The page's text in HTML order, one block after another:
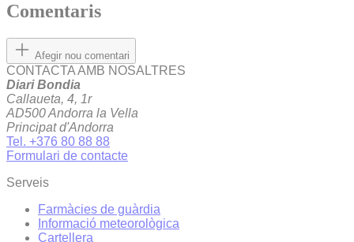
Comentaris
Afegir nou comentari
CONTACTA AMB NOSALTRES
Diari Bondia
Callaueta, 4, 1r
AD500 Andorra la Vella
Principat d'Andorra
Tel. +376 80 88 88
Formulari de contacte
Serveis
Farmàcies de guàrdia
Informació meteorològica
Cartellera